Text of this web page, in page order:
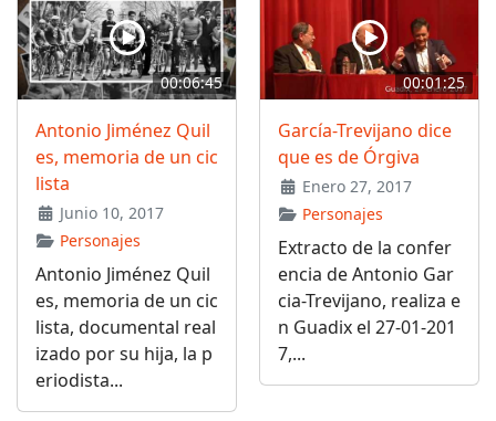
00:06:45
Antonio Jiménez Quil
es, memoria de un cic
lista
Junio 10, 2017
Personajes
Antonio Jiménez Quil
es, memoria de un cic
lista, documental real
izado por su hija, la p
eriodista...
00:01:25
García-Trevijano dice
que es de Órgiva
Enero 27, 2017
Personajes
Extracto de la confer
encia de Antonio Gar
cia-Trevijano, realiza e
n Guadix el 27-01-201
7,...